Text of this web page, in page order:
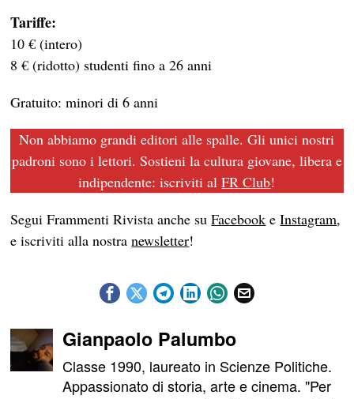
Tariffe:
10 € (intero)
8 € (ridotto) studenti fino a 26 anni
Gratuito: minori di 6 anni
Non abbiamo grandi editori alle spalle. Gli unici nostri
padroni sono i lettori. Sostieni la cultura giovane, libera e
indipendente: iscriviti alFR Club!
Segui Frammenti Rivista anche suFacebook eInstagram,
e iscriviti alla nostranewsletter!
Gianpaolo Palumbo
Classe 1990, laureato in Scienze Politiche.
Appassionato di storia, arte e cinema. "Per